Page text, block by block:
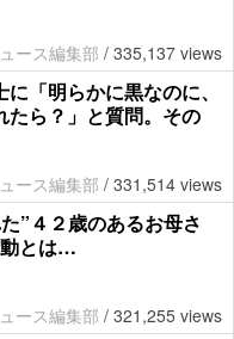
ース編集部 / 335,137 views
「明らかに黒なのに、
たら？」と質問。その
ース編集部 / 331,514 views
”４２歳のあるお母さ
とは…
ース編集部 / 321,255 views